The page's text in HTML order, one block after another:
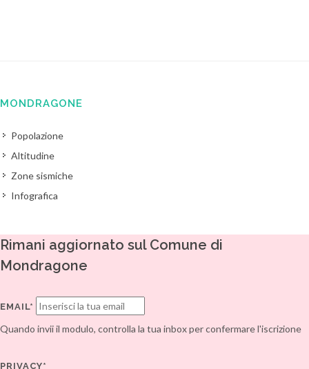
MONDRAGONE
Popolazione
Altitudine
Zone sismiche
Infografica
Rimani aggiornato sul Comune di
Mondragone
EMAIL*
Quando invii il modulo, controlla la tua inbox per confermare l'iscrizione
PRIVACY*